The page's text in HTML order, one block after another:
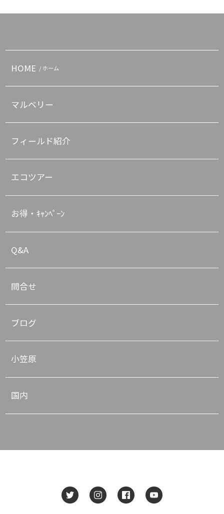
HOME / ホーム
マルベリー
フィールド紹介
エコツアー
お得・ｷｬﾝﾍﾟｰﾝ
Q&A
問合せ
ブログ
小笠原
国内